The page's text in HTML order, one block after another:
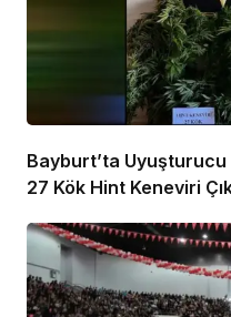
Bayburt’ta
27 Kök Hint Keneviri